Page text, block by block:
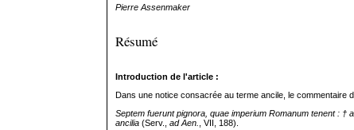
Pierre Assenmaker
Résumé
Introduction de l'article :
Dans une notice consacrée au terme ancile, le commentaire
Septem fuerunt pignora, quae imperium Romanum tenent :
ancilia (Serv.,ad Aen., VII, 188).